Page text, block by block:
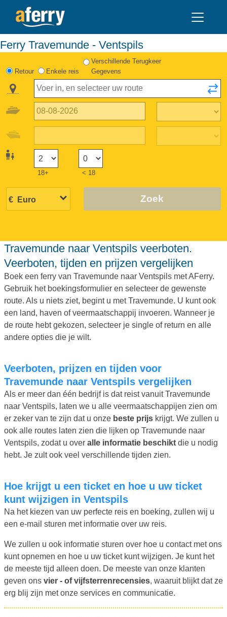
Ferry Travemunde - Ventspils
Retour Enkele reis
Verschillende Terugkeer
Gegevens
18+ < 18
Zoek
Travemunde naar Ventspils veerboten.
Veerboten, tijden en prijzen vergelijken
Boek een ferry van Travemunde naar Ventspils met AFerry.
Gebruik het boekingsformulier en selecteer de gewenste
route. Als u niets ziet, begint u met Travemunde. U kunt ook
een land, haven of veermaatschappij invoeren. Wanneer je
de route hebt gekozen, selecteer je single of return en alle
andere opties die je wilt.
Veerboten, prijzen en tijden voor
Travemunde naar Ventspils vergelijken
Als er meer dan één bedrijf is dat reist vanuit Travemunde
naar Ventspils, laten we u alle veermaatschappijen zien om
er zeker van te zijn dat u onze beste prijs krijgt. We zullen u
ook alle routes laten zien die lijken op Travemunde naar
Ventspils, zodat u over alle informatie beschikt die u nodig
hebt. Je zult ook veel verschillende tijden zien.
Hoe krijgt u een ticket en hoe u uw ticket
kunt wijzigen in Ventspils
Na het kiezen van uw perfecte reis en boeking, zullen wij u
een e-mail sturen met informatie over uw reis.
We zullen u ook informatie sturen over hoe u contact met ons
kunt opnemen en hoe u uw ticket kunt wijzigen. Je kunt het
de meeste tijd alleen doen. De meeste van onze klanten
geven ons vier - of vijfsterrenrecensies, waaruit blijkt dat ze
erg blij zijn met onze services en communicatie.